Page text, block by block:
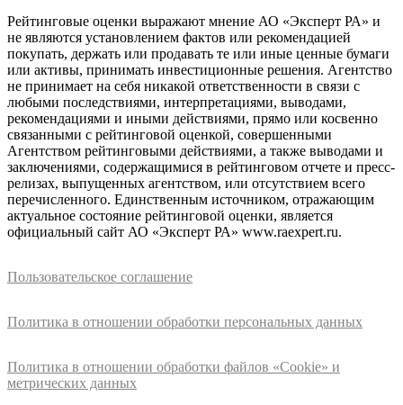
Рейтинговые оценки выражают мнение АО «Эксперт РА» и
не являются установлением фактов или рекомендацией
покупать, держать или продавать те или иные ценные бумаги
или активы, принимать инвестиционные решения. Агентство
не принимает на себя никакой ответственности в связи с
любыми последствиями, интерпретациями, выводами,
рекомендациями и иными действиями, прямо или косвенно
связанными с рейтинговой оценкой, совершенными
Агентством рейтинговыми действиями, а также выводами и
заключениями, содержащимися в рейтинговом отчете и пресс-
релизах, выпущенных агентством, или отсутствием всего
перечисленного. Единственным источником, отражающим
актуальное состояние рейтинговой оценки, является
официальный сайт АО «Эксперт РА» www.raexpert.ru.
Пользовательское соглашение
Политика в отношении обработки персональных данных
Политика в отношении обработки файлов «Cookie» и
метрических данных